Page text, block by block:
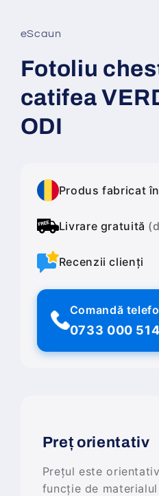
fereastră
modală
eScaun
Fotoliu
catifea
ODI
Produs fabricat
Livrare gratuită
Recenzii clienți
Comandă
0733 000 514
Preț orientativ
Prețul este
funcție de materialul